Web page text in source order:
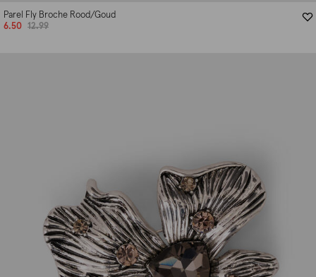
Parel Fly Broche Rood/Goud
6.50
12.99